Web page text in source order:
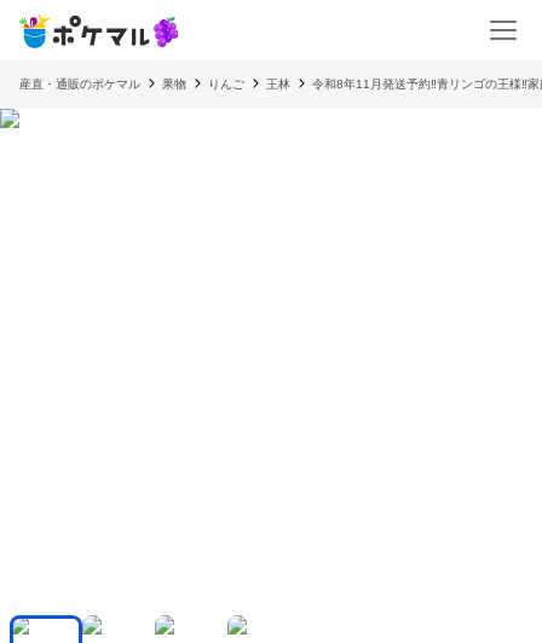
産直・通販のポケマル 果物 りんご 王林 令和8年11月発送予約‼️青リンゴの王様‼️